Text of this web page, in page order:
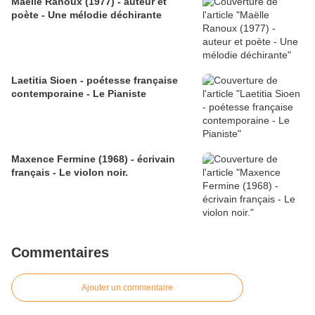
poète - Une mélodie déchirante
Laetitia Sioen - poétesse française
contemporaine - Le Pianiste
Maxence Fermine (1968) - écrivain
français - Le violon noir.
Commentaires
Ajouter un commentaire